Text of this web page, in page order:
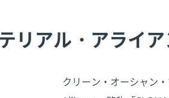
アル・アライア
クリーン・オーシャン